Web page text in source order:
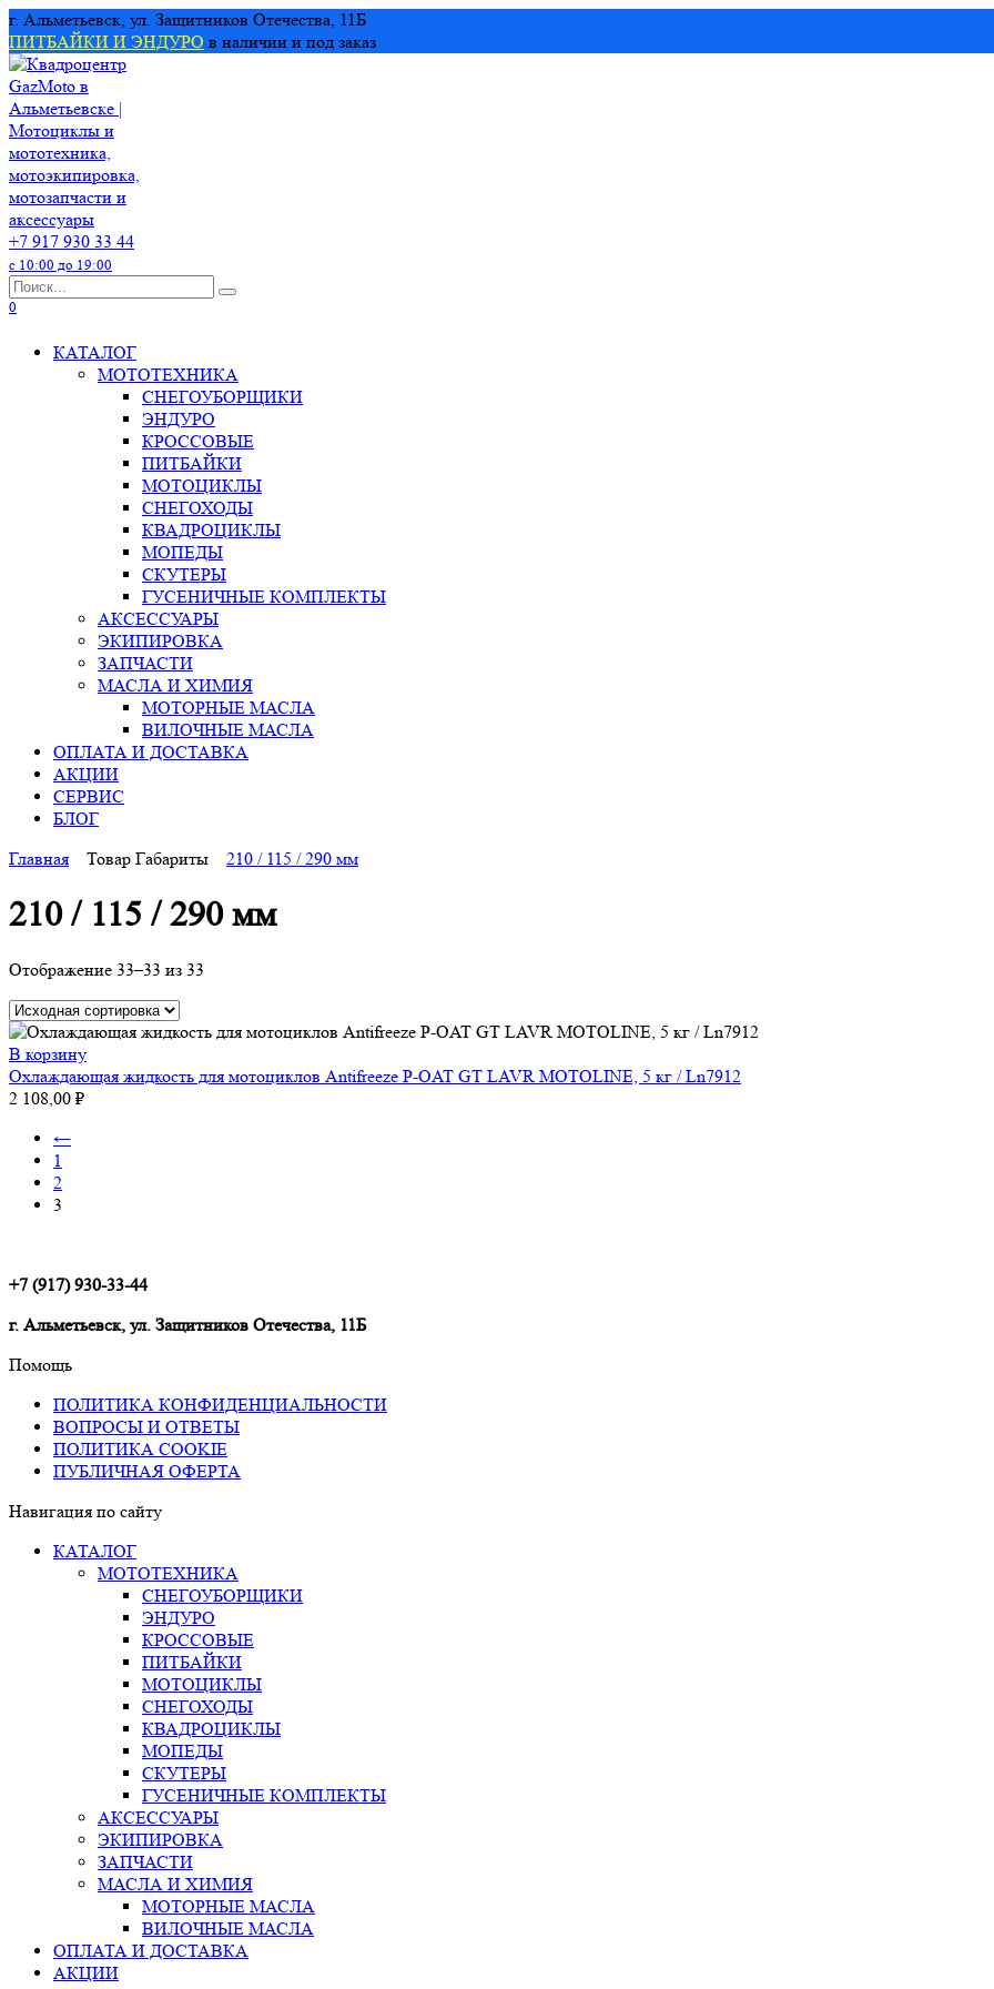
Перейти
к
содержанию
г. Альметьевск, ул. Защитников Отечества, 11Б
ПИТБАЙКИ И ЭНДУРО в наличии и под заказ
+7 917 930 33 44
с 10:00 до 19:00
Search
for:
0
КАТАЛОГ
МОТОТЕХНИКА
СНЕГОУБОРЩИКИ
ЭНДУРО
КРОССОВЫЕ
ПИТБАЙКИ
МОТОЦИКЛЫ
СНЕГОХОДЫ
КВАДРОЦИКЛЫ
МОПЕДЫ
СКУТЕРЫ
ГУСЕНИЧНЫЕ КОМПЛЕКТЫ
АКСЕССУАРЫ
ЭКИПИРОВКА
ЗАПЧАСТИ
МАСЛА И ХИМИЯ
МОТОРНЫЕ МАСЛА
ВИЛОЧНЫЕ МАСЛА
ОПЛАТА И ДОСТАВКА
АКЦИИ
СЕРВИС
БЛОГ
Главная
Товар Габариты 210 / 115 / 290 мм
210 / 115 / 290 мм
Отображение 33–33 из 33
В корзину
Охлаждающая жидкость для мотоциклов Antifreeze P-OAT GT LAVR MOTOLINE, 5 кг / Ln7912
2 108,00 ₽
←
1
2
3
+7 (917) 930-33-44
г. Альметьевск, ул. Защитников Отечества, 11Б
Помощь
ПОЛИТИКА КОНФИДЕНЦИАЛЬНОСТИ
ВОПРОСЫ И ОТВЕТЫ
ПОЛИТИКА COOKIE
ПУБЛИЧНАЯ ОФЕРТА
Навигация по сайту
КАТАЛОГ
МОТОТЕХНИКА
СНЕГОУБОРЩИКИ
ЭНДУРО
КРОССОВЫЕ
ПИТБАЙКИ
МОТОЦИКЛЫ
СНЕГОХОДЫ
КВАДРОЦИКЛЫ
МОПЕДЫ
СКУТЕРЫ
ГУСЕНИЧНЫЕ КОМПЛЕКТЫ
АКСЕССУАРЫ
ЭКИПИРОВКА
ЗАПЧАСТИ
МАСЛА И ХИМИЯ
МОТОРНЫЕ МАСЛА
ВИЛОЧНЫЕ МАСЛА
ОПЛАТА И ДОСТАВКА
АКЦИИ